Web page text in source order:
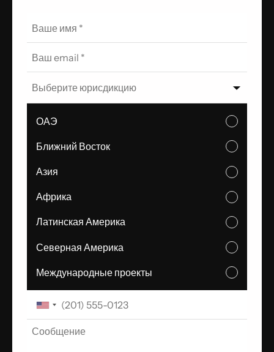
Выберите юрисдикцию
ОАЭ
Ближний Восток
Азия
Африка
Латинская Америка
Северная Америка
Международные проекты